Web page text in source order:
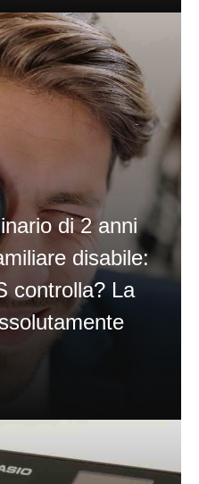
di 2 anni
disabile:
controlla? La